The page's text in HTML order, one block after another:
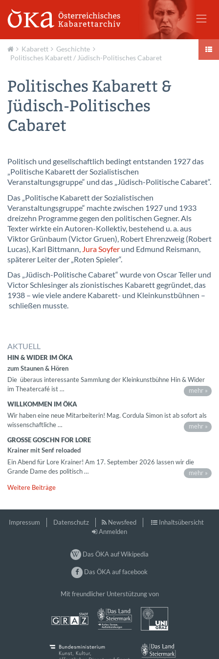
Kabarett
Geschichte
Politisches Kabarett / Jüdisch-Politisches Cabaret
Politisches Kabarett &
Jüdisch-Politisches
Cabaret
Politisch und gesellschaftlich bedingt entstanden 1927 das
„Politische Kabarett der Sozialistischen
Veranstaltungsgruppe“ und das „Jüdisch-Politische Cabaret“.
Das „Politische Kabarett der Sozialistischen
Veranstaltungsgruppe“ machte zwischen 1927 und 1933
dreizehn Programme gegen den politischen Gegner. Als
Texter wirkte ein Autoren-Kollektiv, bestehend u. a. aus
Viktor Grünbaum (Victor Gruen), Robert Ehrenzweig (Robert
Lucas), Karl Bittmann, Jura Soyfer und Edmund Reismann,
späterer Leiter der „Roten Spieler“.
Das „Jüdisch-Politische Cabaret“ wurde von Oscar Teller und
Victor Schlesinger als zionistisches Kabarett gegründet, das
1938 – wie viele andere Kabarett- und Kleinkunstbühnen –
schließen musste.
AKTUELL
HIN & WIDER IM ÖKA
zum Staunen & Hören
Die überaus interessante Sammlung der Kleinkunstbühne Hin & Wider
im Theatercafé ist …
mehr »
WILLKOMMEN IM ÖKA
Wir haben eine neue Mitarbeiterin! Mag. Cordula Simon ist ab sofort als
wissenschaftliche …
mehr »
GROSSE GOSCHN FOR LORE
Krainer mit Senf reloaded
Ein Abend für Lore Krainer! Am 17. September 2026 lassen wir die
Grande Dame des politisch …
mehr »
Weitere Beiträge
Impressum Datenschutz Newsfeed
Inhaltsübersicht
Anmelden
Das ÖKA auf Wikipedia
Das ÖKA auf facebook
Mit freundlicher Unterstützung von